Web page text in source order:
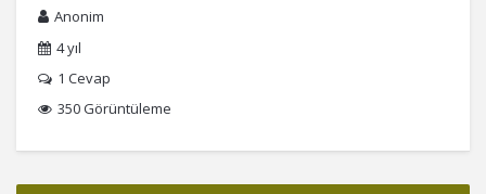
Anonim
4 yıl
1 Cevap
350 Görüntüleme